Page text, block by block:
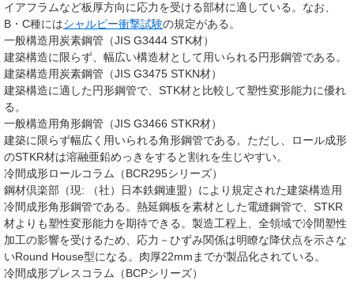
イアフラムなど板厚方向に応力を受ける部材に適している。なお、
B・C種にはシャルピー衝撃試験の規定がある。
一般構造用炭素鋼管（JIS G3444 STK材）
建築構造に限らず、幅広い構造材として用いられる円形鋼管である。
建築構造用炭素鋼管（JIS G3475 STKN材）
建築構造に適した円形鋼管で、STK材と比較して塑性変形能力に優れ
る。
一般構造用角形鋼管（JIS G3466 STKR材）
建築に限らず幅広く用いられる角形鋼管である。ただし、ロール成形
のSTKR材は溶融亜鉛めっきをすると割れを生じやすい。
冷間成形ロールコラム（BCR295シリーズ）
鋼材倶楽部（現: （社）日本鉄鋼連盟）により規定された建築構造用
冷間成形角形鋼管である。熱延鋼板を素材とした電縫鋼管で、STKR
材よりも塑性変形能力を期待できる。製造工程上、全領域で冷間塑性
加工の影響を受けるため、応力－ひずみ関係は明瞭な降伏点を示さな
いRound House型になる。肉厚22mmまでが製品化されている。
冷間成形プレスコラム（BCPシリーズ）